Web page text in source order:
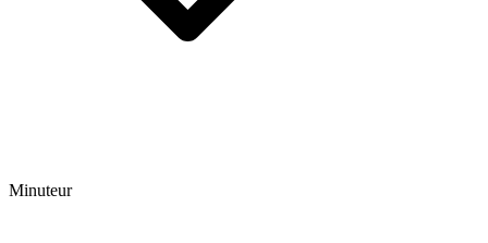
Minuteur